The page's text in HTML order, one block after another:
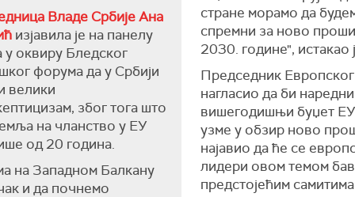
Владе Србије Ана
изјавила је на панелу
у оквиру Бледског
форума да у Србији
велики
због тога што
на чланство у ЕУ
од 20 година.
на Западном Балкану
и да почнемо
стране морамо да
спремни за ново
2030. године",
Председник Европског
нагласио да би наредни
вишегодишњи буџет
узме у обзир ново
најавио да ће се
лидери овом темом
предстојећим